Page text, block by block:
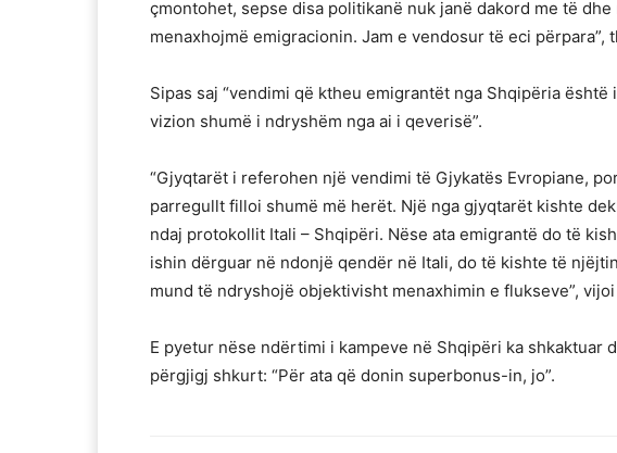
çmontohet, sepse disa politikanë nuk janë dakord me të
menaxhojmë emigracionin. Jam e vendosur të eci përpara”,
Sipas saj “vendimi që ktheu emigrantët nga Shqipëria
vizion shumë i ndryshëm nga ai i qeverisë”.
“Gjyqtarët i referohen një vendimi të Gjykatës Evropiane,
parregullt filloi shumë më herët. Një nga gjyqtarët kishte
ndaj protokollit Itali – Shqipëri. Nëse ata emigrantë do të
ishin dërguar në ndonjë qendër në Itali, do të kishte të
mund të ndryshojë objektivisht menaxhimin e flukseve”,
E pyetur nëse ndërtimi i kampeve në Shqipëri ka shkaktuar
përgjigj shkurt: “Për ata që donin superbonus-in, jo”.